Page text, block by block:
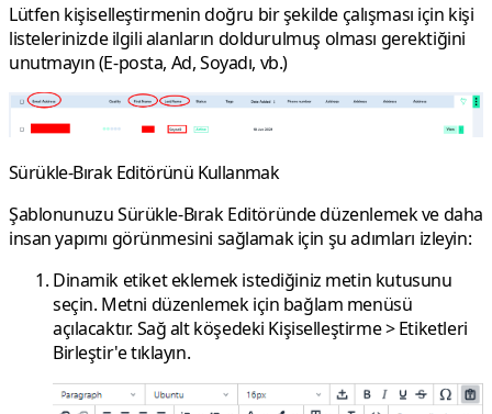
Lütfen kişiselleştirmenin doğru bir şekilde çalışması için kişi
listelerinizde ilgili alanların doldurulmuş olması gerektiğini
unutmayın (E-posta, Ad, Soyadı, vb.)
Sürükle-Bırak Editörünü Kullanmak
Şablonunuzu Sürükle-Bırak Editöründe düzenlemek ve daha
insan yapımı görünmesini sağlamak için şu adımları izleyin:
Dinamik etiket eklemek istediğiniz metin kutusunu
seçin. Metni düzenlemek için bağlam menüsü
açılacaktır. Sağ alt köşedeki Kişiselleştirme>Etiketleri
Birleştir'etıklayın.